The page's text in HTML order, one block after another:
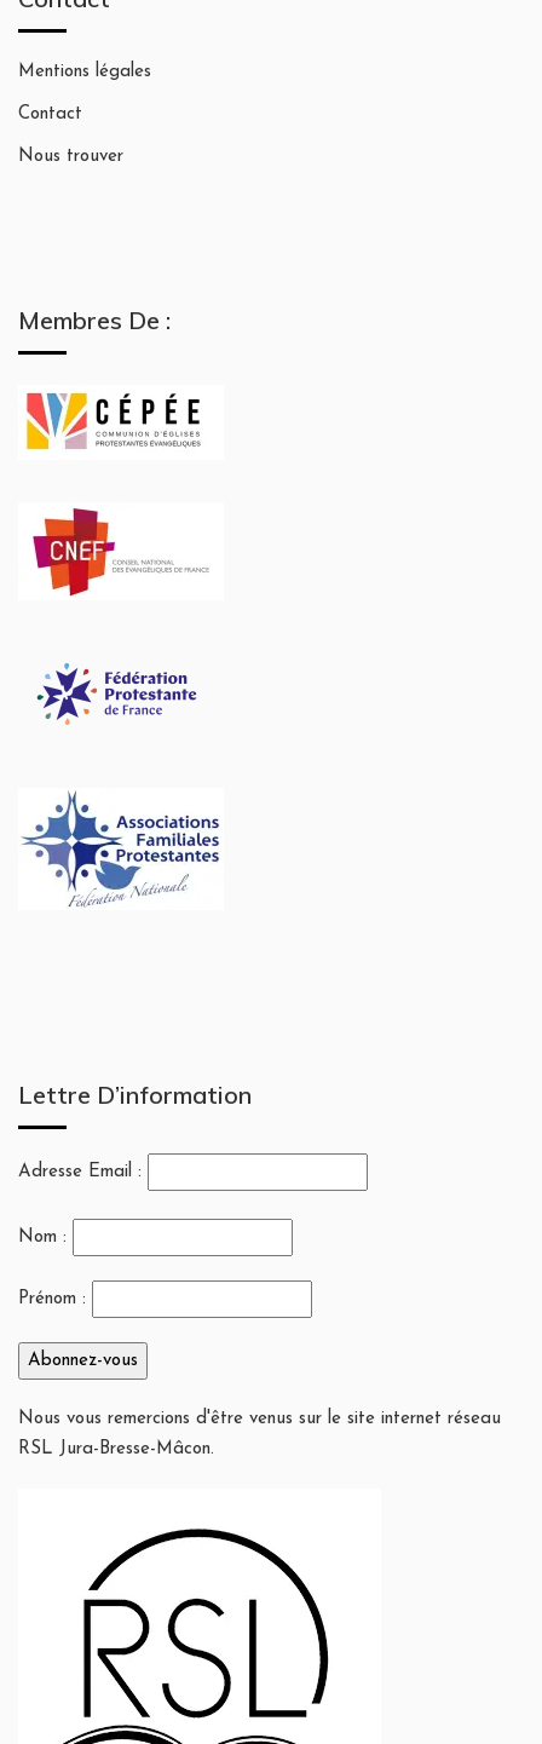
Mentions légales
Contact
Nous trouver
Membres De :
Lettre D’information
Adresse Email :
Nom :
Prénom :
Nous vous remercions d'être venus sur le site internet réseau
RSL Jura-Bresse-Mâcon.